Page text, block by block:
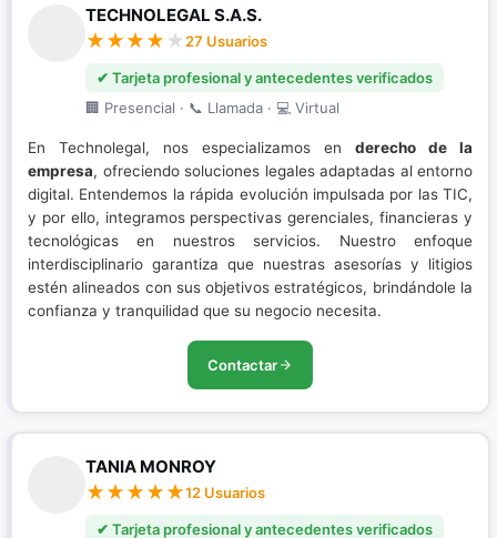
TECHNOLEGAL S.A.S.
27 Usuarios
✔ Tarjeta profesional y antecedentes verificados
🏢 Presencial · 📞 Llamada · 💻 Virtual
En Technolegal, nos especializamos en derecho de la
empresa, ofreciendo soluciones legales adaptadas al entorno
digital. Entendemos la rápida evolución impulsada por las TIC,
y por ello, integramos perspectivas gerenciales, financieras y
tecnológicas en nuestros servicios. Nuestro enfoque
interdisciplinario garantiza que nuestras asesorías y litigios
estén alineados con sus objetivos estratégicos, brindándole la
confianza y tranquilidad que su negocio necesita.
Contactar
TANIA MONROY
12 Usuarios
✔ Tarjeta profesional y antecedentes verificados